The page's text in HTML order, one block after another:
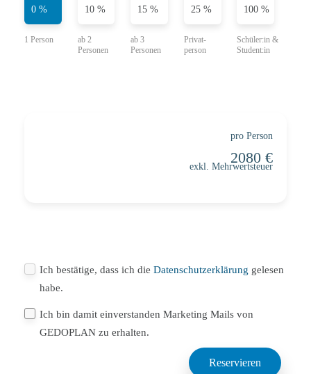
0 % 10 % 15 % 25 % 100 %
pro Person
exkl. Mehrwertsteuer
Ich bestätige, dass ich die Datenschutzerklärung gelesen
habe.
Ich bin damit einverstanden Marketing Mails von
GEDOPLAN zu erhalten.